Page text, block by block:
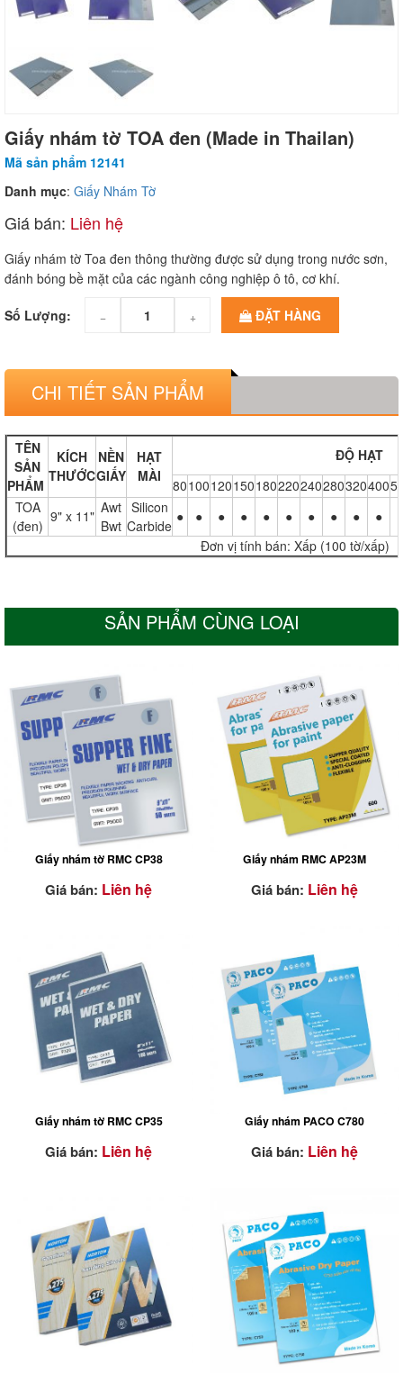
Giấy nhám tờ TOA đen (Made in Thailan)
Mã sản phẩm 12141
Danh mục: Giấy Nhám Tờ
Giá bán: Liên hệ
Giấy nhám tờ Toa đen thông thường được sử dụng trong nước sơn,
đánh bóng bề mặt của các ngành công nghiệp ô tô, cơ khí.
Số Lượng: − + ĐẶT HÀNG
CHI TIẾT SẢN PHẨM
TÊN
SẢN
PHẨM
KÍCH
THƯỚC
NỀN
GIẤY
HẠT
MÀI
ĐỘ HẠT
80100120150180220240280320400
TOA
(đen)
9" x 11" Awt
Bwt
Silicon
Carbide
● ● ● ● ● ● ● ● ● ●
Đơn vị tính bán: Xấp (100 tờ/xấp)
SẢN PHẨM CÙNG LOẠI
ĐẶC TÍNH NỔI BẬT
Giấy nhám tờ RMC CP38
Giá bán: Liên hệ
ĐẶC TÍNH NỔI BẬT
Bề mặt sản phẩm có lớp
stearate đặc biệt
(màu trắng)
Giấy nhám RMC AP23M
Giá bán: Liên hệ
Giấy nhám tờ RMC CP35
Giá bán: Liên hệ
ĐẶC TÍNH NỔI BẬT
Giấy nhám PACO C780
Giá bán: Liên hệ
ĐẶC TÍNH NỔI BẬT